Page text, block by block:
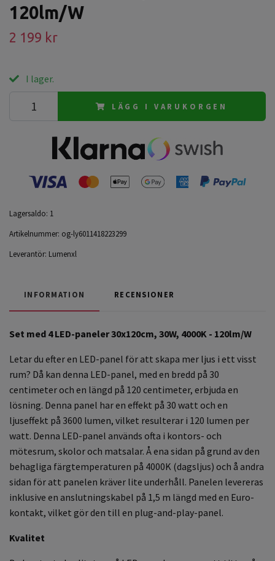
120lm/W
2 199 kr
I lager.
LÄGG I VARUKORGEN
Lagersaldo: 1
Artikelnummer: og-ly6011418223299
Leverantör: Lumenxl
INFORMATION RECENSIONER
Set med 4 LED-paneler 30x120cm, 30W, 4000K - 120lm/W
Letar du efter en LED-panel för att skapa mer ljus i ett visst
rum? Då kan denna LED-panel, med en bredd på 30
centimeter och en längd på 120 centimeter, erbjuda en
lösning. Denna panel har en effekt på 30 watt och en
ljuseffekt på 3600 lumen, vilket resulterar i 120 lumen per
watt. Denna LED-panel används ofta i kontors- och
mötesrum, skolor och matsalar. Å ena sidan på grund av den
behagliga färgtemperaturen på 4000K (dagsljus) och å andra
sidan för att panelen kräver lite underhåll. Panelen levereras
inklusive en anslutningskabel på 1,5 m längd med en Euro-
kontakt, vilket gör den till en plug-and-play-panel.
Kvalitet